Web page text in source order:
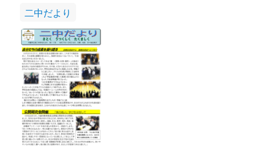
カ
テ
ゴ
リ
ー
二中だより